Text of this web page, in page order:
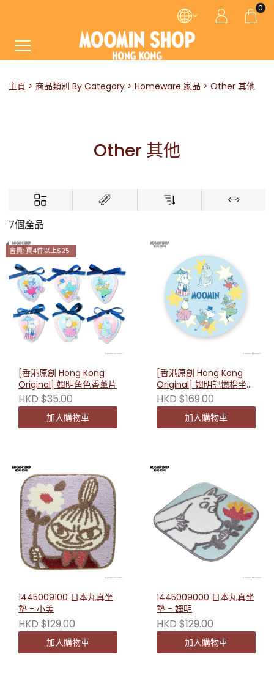
0
主頁 商品類別 By Category Homeware 家品 Other 其他
Other 其他
7個產品
會員: 買4件以上$25
[香港原創 Hong Kong
Original] 姆明角色香薰片
HKD $35.00
加入購物車
[香港原創 Hong Kong
Original] 姆明記憶棉坐墊
233109
HKD $169.00
加入購物車
1445009100 日本丸真坐
墊 - 小美
HKD $129.00
加入購物車
1445009000 日本丸真坐
墊 - 姆明
HKD $129.00
加入購物車